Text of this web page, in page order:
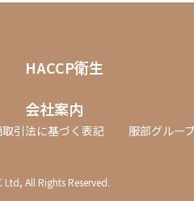
HACCP衛生
会社案内
引法に基づく表記 服部グルー
All Rights Reserved.